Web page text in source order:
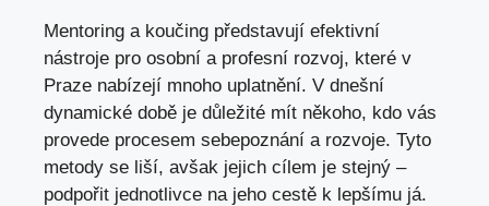
Mentoring a koučing představují efektivní
nástroje pro osobní a profesní rozvoj, které v
Praze nabízejí mnoho uplatnění. V dnešní
dynamické době je důležité mít někoho, kdo vás
provede procesem sebepoznání a rozvoje. Tyto
metody se liší, avšak jejich cílem je stejný –
podpořit jednotlivce na jeho cestě k lepšímu já.